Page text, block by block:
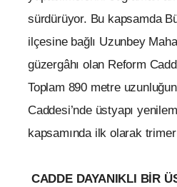
sürdürüyor. Bu kapsamda
ilçesine bağlı Uzunbey
güzergâhı olan Reform
Toplam 890 metre
Caddesi’nde üstyapı
kapsamında ilk olarak trimer
CADDE DAYANIKLI BİR